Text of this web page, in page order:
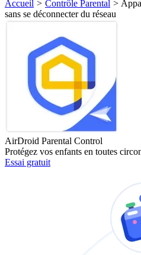
Accueil > Contrôle Parental >
sans se déconnecter du réseau
AirDroid Parental Control
Protégez vos enfants en toutes
Essai gratuit